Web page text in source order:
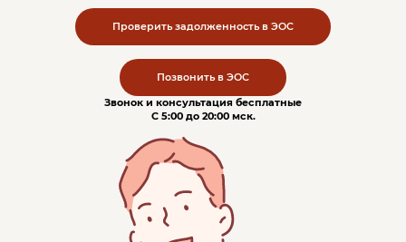
Проверить задолженность в ЭОС
Позвонить в ЭОС
Звонок и консультация бесплатные
С 5:00 до 20:00 мск.